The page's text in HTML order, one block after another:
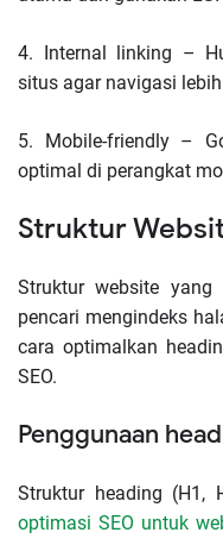
4. Internal linking –
situs agar navigasi
5. Mobile-friendly –
optimal di perangkat
Struktur
Struktur website yang
pencari mengindeks
cara optimalkan
SEO.
Penggunaan
Struktur heading (H1,
optimasi SEO untuk